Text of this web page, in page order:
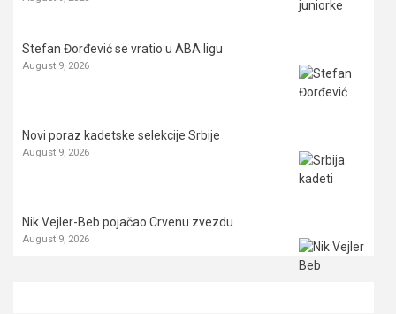
Stefan Đorđević se vratio u ABA ligu
August 9, 2026
Novi poraz kadetske selekcije Srbije
August 9, 2026
Nik Vejler-Beb pojačao Crvenu zvezdu
August 9, 2026